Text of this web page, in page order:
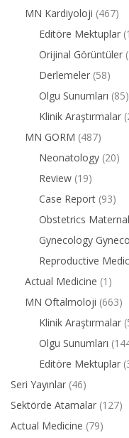
MN Kardiyoloji (467)
Editöre Mektuplar
Orijinal Görüntüler
Derlemeler (58)
Olgu Sunumları (85)
Klinik Araştırmalar
MN GORM (487)
Neonatology (20)
Review (19)
Case Report (93)
Obstetrics
Gynecology
Reproductive
Actual Medicine (1)
MN Oftalmoloji (663)
Klinik Araştırmalar
Olgu Sunumları
Editöre Mektuplar
Seri Yayınlar (46)
Sektörde Atamalar (127)
Actual Medicine (79)